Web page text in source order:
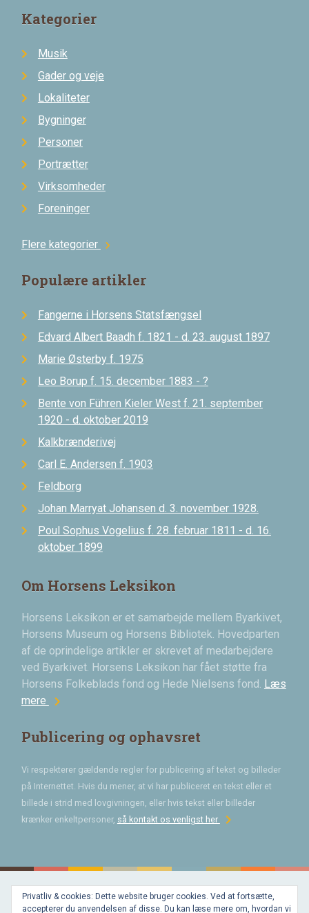
Kategorier
Musik
Gader og veje
Lokaliteter
Bygninger
Personer
Portrætter
Virksomheder
Foreninger
Flere kategorier chevron_right
Populære artikler
Fangerne i Horsens Statsfængsel
Edvard Albert Baadh f. 1821 - d. 23. august 1897
Marie Østerby f. 1975
Leo Borup f. 15. december 1883 - ?
Bente von Führen Kieler West f. 21. september
1920 - d. oktober 2019
Kalkbrænderivej
Carl E. Andersen f. 1903
Feldborg
Johan Marryat Johansen d. 3. november 1928.
Poul Sophus Vogelius f. 28. februar 1811 - d. 16.
oktober 1899
Om Horsens Leksikon
Horsens Leksikon er et samarbejde mellem Byarkivet,
Horsens Museum og Horsens Bibliotek. Hovedparten
af de oprindelige artikler er skrevet af medarbejdere
ved Byarkivet. Horsens Leksikon har fået støtte fra
Horsens Folkeblads fond og Hede Nielsens fond. Læs
mere chevron_right
Publicering og ophavsret
Vi respekterer gældende regler for publicering af tekst og billeder
på Internettet. Hvis du mener, at vi har publiceret en tekst eller et
billede i strid med lovgivningen, eller hvis tekst eller billeder
krænker enkeltpersoner, så kontakt os venligst herchevron_right
Bygget med
Privatliv & cookies: Dette website bruger cookies. Ved at fortsætte,
accepterer du anvendelsen af disse. Du kan læse mere om, hvordan vi